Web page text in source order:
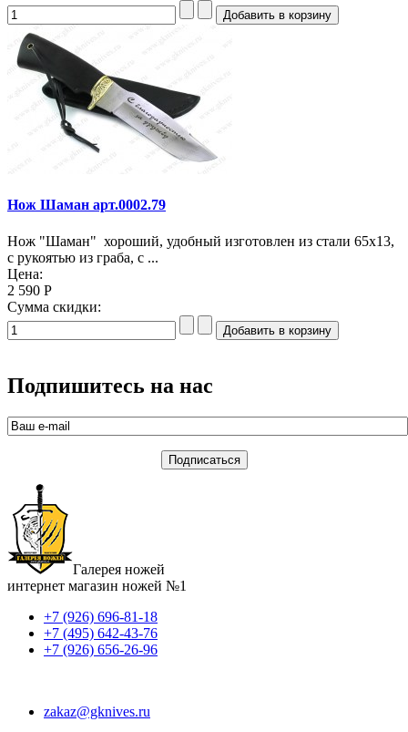
Нож Шаман арт.0002.79
Нож "Шаман" хороший, удобный изготовлен из стали 65х13,
с рукоятью из граба, с ...
Цена:
2 590 Р
Сумма скидки:
Подпишитесь на нас
Галерея ножей
интернет магазин ножей №1
+7 (926) 696-81-18
+7 (495) 642-43-76
+7 (926) 656-26-96
zakaz@gknives.ru